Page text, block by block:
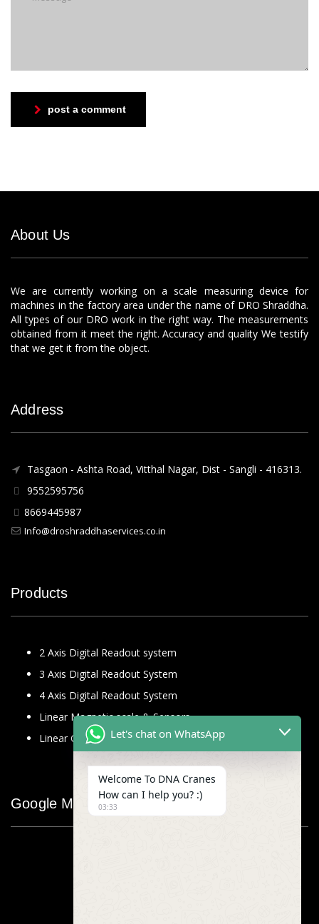
post a comment
About Us
We are currently working on a scale measuring device for
machines in the factory area under the name of DRO Shraddha.
All types of our DRO work in the right way. The measurements
obtained from it meet the right. Accuracy and quality We testify
that we get it from the object.
Address
Tasgaon - Ashta Road, Vitthal Nagar, Dist - Sangli - 416313.
9552595756
8669445987
Info@droshraddhaservices.co.in
Products
2 Axis Digital Readout system
3 Axis Digital Readout System
4 Axis Digital Readout System
Linear Magnetic scale & Sensors
Linear Glass Scale
Google Map
Let's chat on WhatsApp
Welcome To DNA Cranes
How can I help you? :)
03:33